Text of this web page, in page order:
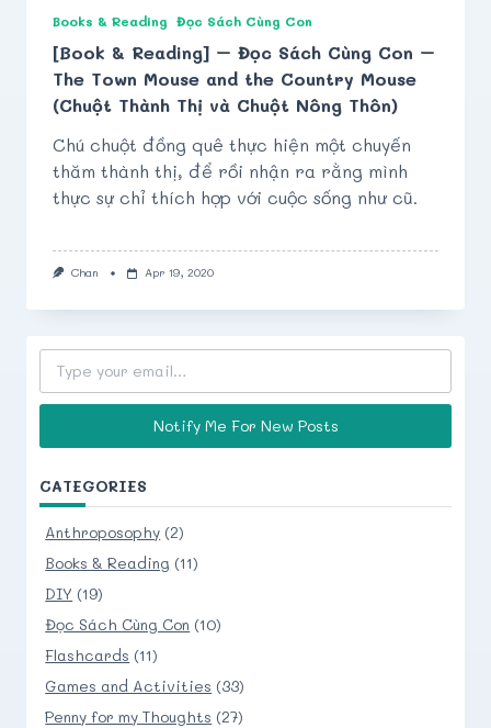
Books & Reading Đọc Sách Cùng Con
[Book & Reading] – Đọc Sách Cùng Con –
The Town Mouse and the Country Mouse
(Chuột Thành Thị và Chuột Nông Thôn)
Chú chuột đồng quê thực hiện một chuyến
thăm thành thị, để rồi nhận ra rằng mình
thực sự chỉ thích hợp với cuộc sống như cũ.
Chan Apr 19, 2020
Type your email…
Notify Me For New Posts
CATEGORIES
Anthroposophy (2)
Books & Reading (11)
DIY (19)
Đọc Sách Cùng Con (10)
Flashcards (11)
Games and Activities (33)
Penny for my Thoughts (27)